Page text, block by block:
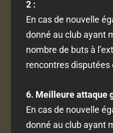
2 :
En cas de nouvelle
donné au club ayant
nombre de buts à
rencontres disputées
6. Meilleure attaque
En cas de nouvelle
donné au club ayant